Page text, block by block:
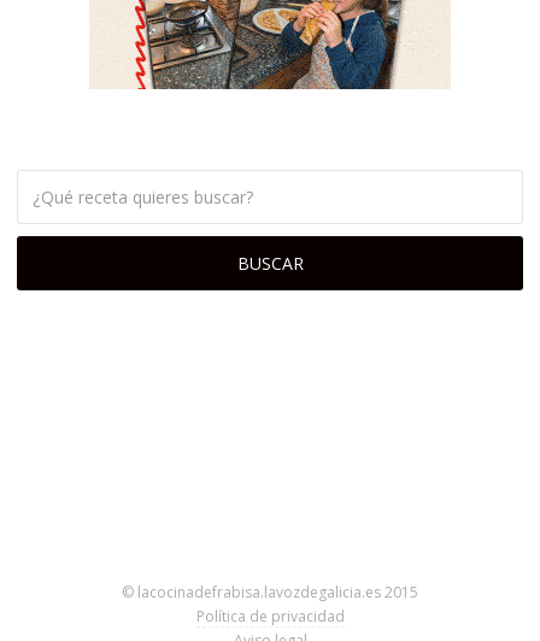
© lacocinadefrabisa.lavozdegalicia.es 2015
Política de privacidad